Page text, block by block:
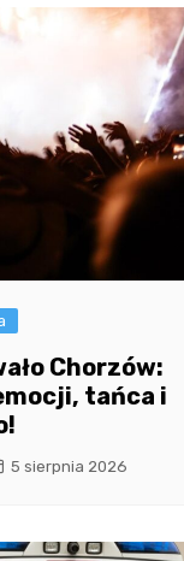
Chorzów:
tańca i
5 sierpnia 2026